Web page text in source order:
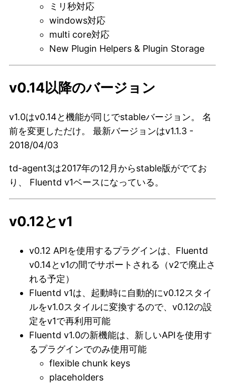
ミリ秒対応
windows対応
multi core対応
New Plugin Helpers & Plugin Storage
v0.14以降のバージョン
v1.0はv0.14と機能が同じでstableバージョン。 名
前を変更しただけ。 最新バージョンはv1.1.3 -
2018/04/03
td-agent3は2017年の12月からstable版がでてお
り、 Fluentd v1ベースになっている。
v0.12とv1
v0.12 APIを使用するプラグインは、Fluentd
v0.14とv1の間でサポートされる（v2で廃止さ
れる予定）
Fluentd v1は、起動時に自動的にv0.12スタイ
ルをv1.0スタイルに変換するので、v0.12の設
定をv1で再利用可能
Fluentd v1.0の新機能は、新しいAPIを使用す
るプラグインでのみ使用可能
flexible chunk keys
placeholders